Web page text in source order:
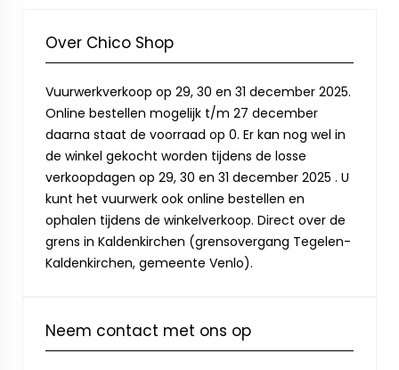
Over Chico Shop
Vuurwerkverkoop op 29, 30 en 31 december 2025.
Online bestellen mogelijk t/m 27 december
daarna staat de voorraad op 0. Er kan nog wel in
de winkel gekocht worden tijdens de losse
verkoopdagen op 29, 30 en 31 december 2025 . U
kunt het vuurwerk ook online bestellen en
ophalen tijdens de winkelverkoop. Direct over de
grens in Kaldenkirchen (grensovergang Tegelen-
Kaldenkirchen, gemeente Venlo).
Neem contact met ons op